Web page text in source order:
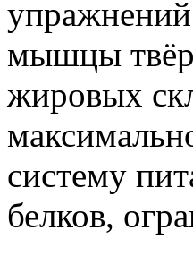
мышцы
жировых
систему
белков,